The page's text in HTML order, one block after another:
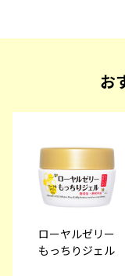
お
ローヤルゼリー
もっちりジェル